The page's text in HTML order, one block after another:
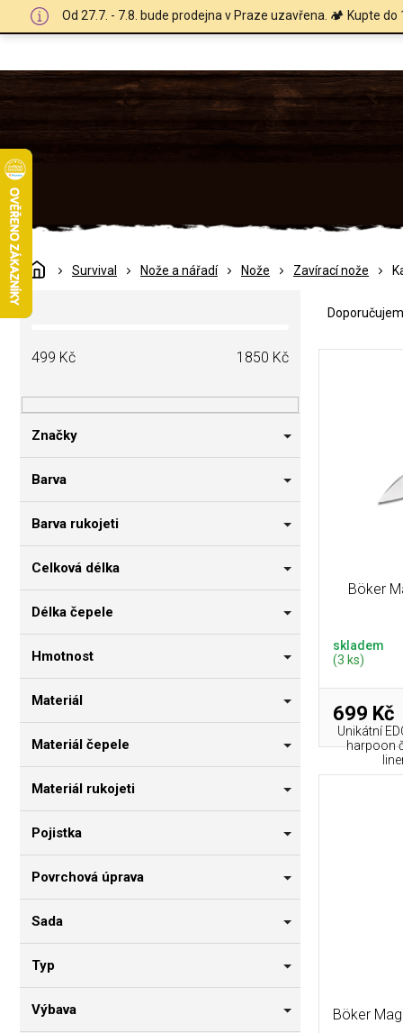
Od 27.7. - 7.8. bude prodejna v Praze uzavřena. 🏕️ Kupte
DomůSurvival Nože a nářadí Nože Zavírací nože
P
o
a
n
í
a
499 Kč 1850 Kč
Značky
Barva
Barva rukojeti
Celková délka
Délka čepele
Hmotnost
Materiál
Materiál čepele
Materiál rukojeti
Pojistka
Povrchová úprava
Sada
Typ
Výbava
e
Böker
skladem
(3 ks)
699 Kč
Unikátní
harpoon
Böker